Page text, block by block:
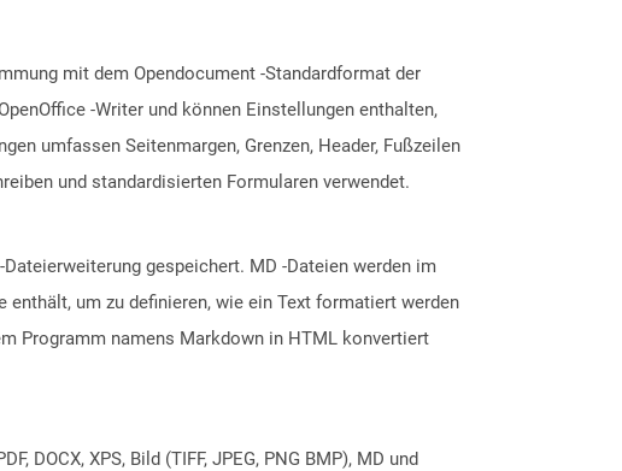
mit dem Opendocument -Standardformat der
-Writer und können Einstellungen enthalten,
umfassen Seitenmargen, Grenzen, Header, Fußzeilen
und standardisierten Formularen verwendet.
gespeichert. MD -Dateien werden im
enthält, um zu definieren, wie ein Text formatiert werden
Programm namens Markdown in HTML konvertiert
XPS, Bild (TIFF, JPEG, PNG BMP), MD und